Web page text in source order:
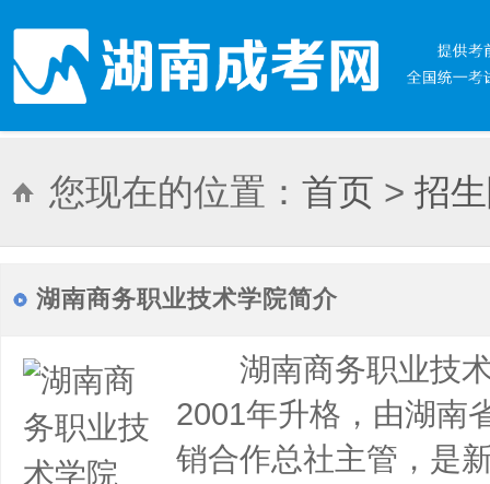
您现在的位置： 首页 > 招
技术学院
湖南商务职业技术学院简介
湖南商务职业技术
2001年升格，由湖南
销合作总社主管，是